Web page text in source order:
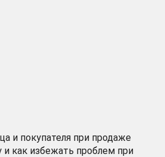
и покупателя при продаже
и как избежать проблем при